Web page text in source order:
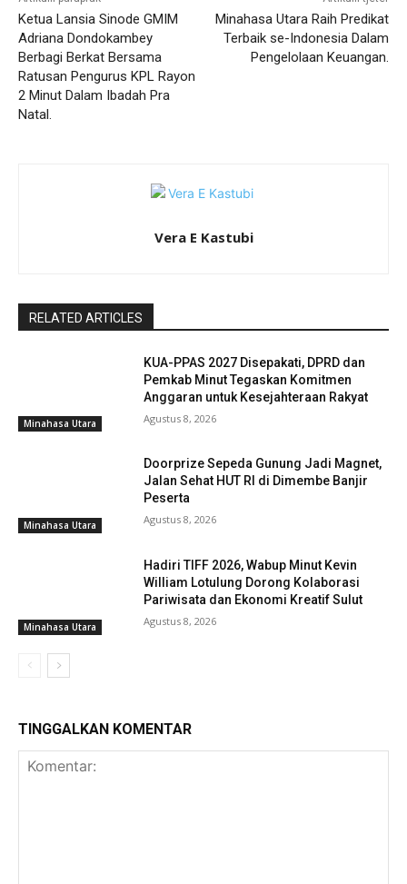
Ketua Lansia Sinode GMIM
Adriana Dondokambey
Berbagi Berkat Bersama
Ratusan Pengurus KPL Rayon
2 Minut Dalam Ibadah Pra
Natal.
Minahasa Utara Raih Predikat
Terbaik se-Indonesia Dalam
Pengelolaan Keuangan.
Vera E Kastubi
RELATED ARTICLES
Minahasa Utara
KUA-PPAS 2027 Disepakati, DPRD dan
Pemkab Minut Tegaskan Komitmen
Anggaran untuk Kesejahteraan Rakyat
Agustus 8, 2026
Minahasa Utara
Doorprize Sepeda Gunung Jadi Magnet,
Jalan Sehat HUT RI di Dimembe Banjir
Peserta
Agustus 8, 2026
Minahasa Utara
Hadiri TIFF 2026, Wabup Minut Kevin
William Lotulung Dorong Kolaborasi
Pariwisata dan Ekonomi Kreatif Sulut
Agustus 8, 2026
TINGGALKAN KOMENTAR